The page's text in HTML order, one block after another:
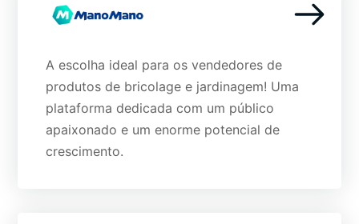
A escolha ideal para os vendedores de
produtos de bricolage e jardinagem! Uma
plataforma dedicada com um público
apaixonado e um enorme potencial de
crescimento.